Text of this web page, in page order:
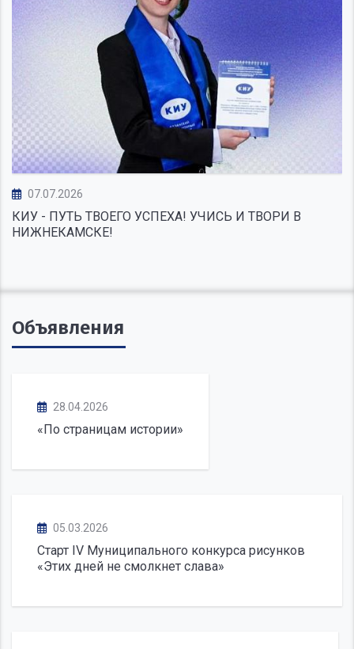
07.07.2026
КИУ - ПУТЬ ТВОЕГО УСПЕХА! УЧИСЬ И ТВОРИ В
НИЖНЕКАМСКЕ!
Объявления
28.04.2026
«По страницам истории»
05.03.2026
Старт IV Муниципального конкурса рисунков
«Этих дней не смолкнет слава»